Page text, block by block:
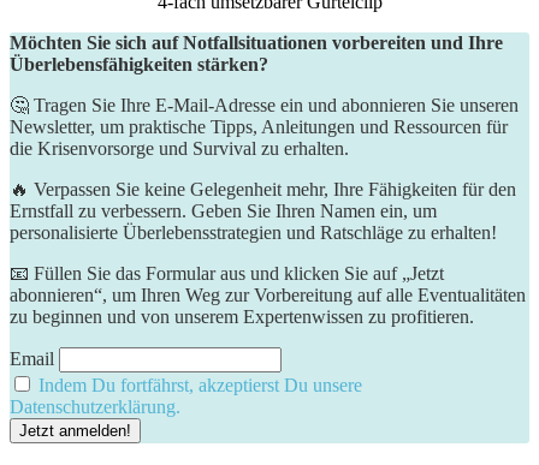
Möchten Sie sich auf Notfallsituationen vorbereiten und Ihre
Überlebensfähigkeiten stärken?
🤔 Tragen Sie Ihre E-Mail-Adresse ein und abonnieren Sie unseren
Newsletter, um praktische Tipps, Anleitungen und Ressourcen für
die Krisenvorsorge und Survival zu erhalten.
🔥 Verpassen Sie keine Gelegenheit mehr, Ihre Fähigkeiten für den
Ernstfall zu verbessern. Geben Sie Ihren Namen ein, um
personalisierte Überlebensstrategien und Ratschläge zu erhalten!
📧 Füllen Sie das Formular aus und klicken Sie auf „Jetzt
abonnieren“, um Ihren Weg zur Vorbereitung auf alle Eventualitäten
zu beginnen und von unserem Expertenwissen zu profitieren.
Email
Indem Du fortfährst, akzeptierst Du unsere
Datenschutzerklärung.